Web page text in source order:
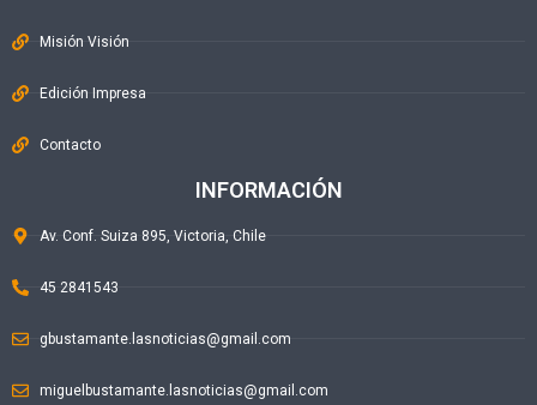
Misión Visión
Edición Impresa
Contacto
INFORMACIÓN
Av. Conf. Suiza 895, Victoria, Chile
45 2841543
gbustamante.lasnoticias@gmail.com
miguelbustamante.lasnoticias@gmail.com